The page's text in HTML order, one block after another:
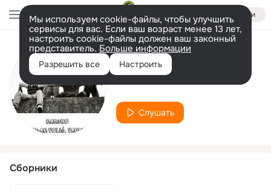
Войти
Мы используем cookie-файлы, чтобы улучшить
сервисы для вас. Если ваш возраст менее 13 лет,
настроить cookie-файлы должен ваш законный
представитель. Больше информации
Разрешить все Настроить
Исполнитель
Adam Velić
Слушать
Сборники